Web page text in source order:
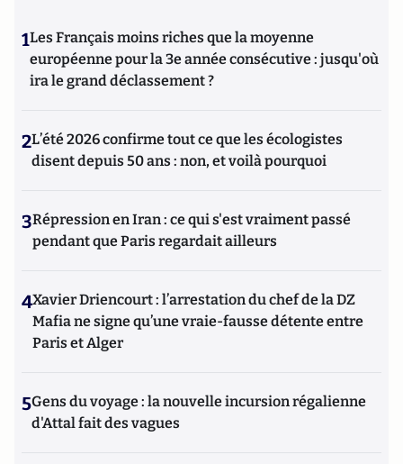
1Les Français moins riches que la moyenne
européenne pour la 3e année consécutive : jusqu'où
ira le grand déclassement ?
2L’été 2026 confirme tout ce que les écologistes
disent depuis 50 ans : non, et voilà pourquoi
3Répression en Iran : ce qui s'est vraiment passé
pendant que Paris regardait ailleurs
4Xavier Driencourt : l’arrestation du chef de la DZ
Mafia ne signe qu’une vraie-fausse détente entre
Paris et Alger
5Gens du voyage : la nouvelle incursion régalienne
d'Attal fait des vagues